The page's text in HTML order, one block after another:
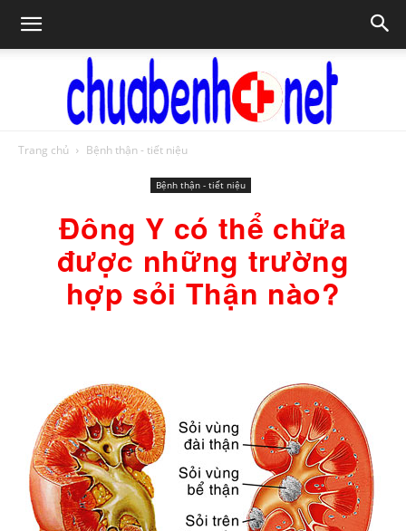
Trang chủ Bệnh thận - tiết niệu
Bệnh thận - tiết niệu
Đông Y có thể chữa
được những trường
hợp sỏi Thận nào?